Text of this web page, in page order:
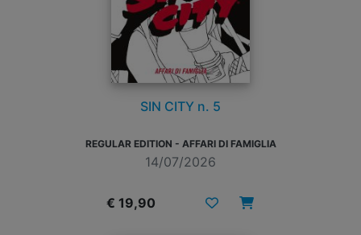
SIN CITY n. 5
REGULAR EDITION - AFFARI DI FAMIGLIA
14/07/2026
€ 19,90